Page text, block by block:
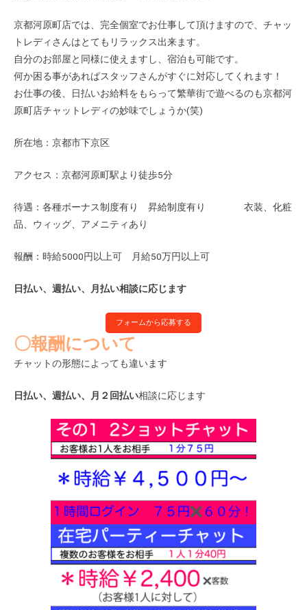
京都河原町店では、完全個室でお仕事して頂けますので、チャッ
トレディさんはとてもリラックス出来ます。
自分のお部屋と同様に使えますし、宿泊も可能です。
何か困る事があればスタッフさんがすぐに対応してくれます！
お仕事の後、日払いお給料をもらって繁華街で遊べるのも京都河
原町店チャットレディの妙味でしょうか(笑)
所在地：京都市下京区
アクセス：京都河原町駅より徒歩5分
待遇：各種ボーナス制度有り 昇給制度有り 衣装、化粧
品、ウィッグ、アメニティあり
報酬：時給5000円以上可 月給50万円以上可
日払い、週払い、月払い相談に応じます
フォームから応募する
〇報酬について
チャットの形態によっても違います
日払い、週払い、月２回払い相談に応じます